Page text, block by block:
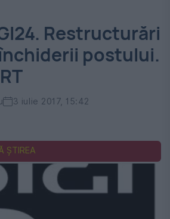
Restructurări
postului.
3 iulie 2017, 15:42
ȘTIREA